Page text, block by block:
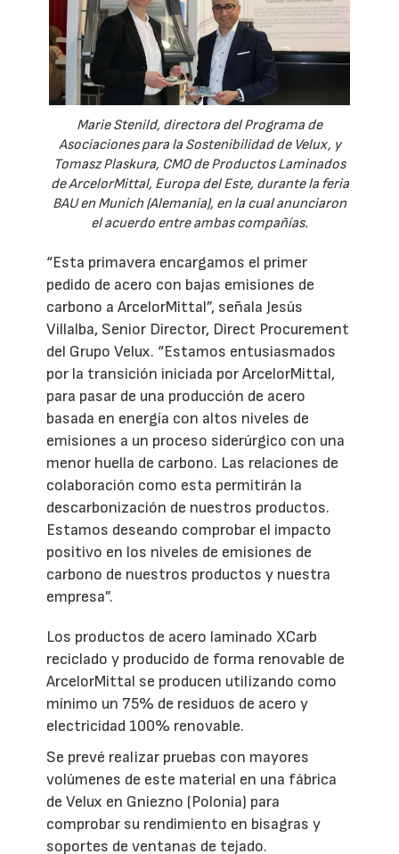
Marie Stenild, directora del Programa de
Asociaciones para la Sostenibilidad de Velux, y
Tomasz Plaskura, CMO de Productos Laminados
de ArcelorMittal, Europa del Este, durante la feria
BAU en Munich (Alemania), en la cual anunciaron
el acuerdo entre ambas compañías.
“Esta primavera encargamos el primer
pedido de acero con bajas emisiones de
carbono a ArcelorMittal”, señala Jesús
Villalba, Senior Director, Direct Procurement
del Grupo Velux. “Estamos entusiasmados
por la transición iniciada por ArcelorMittal,
para pasar de una producción de acero
basada en energía con altos niveles de
emisiones a un proceso siderúrgico con una
menor huella de carbono. Las relaciones de
colaboración como esta permitirán la
descarbonización de nuestros productos.
Estamos deseando comprobar el impacto
positivo en los niveles de emisiones de
carbono de nuestros productos y nuestra
empresa”.
Los productos de acero laminado XCarb
reciclado y producido de forma renovable de
ArcelorMittal se producen utilizando como
mínimo un 75% de residuos de acero y
electricidad 100% renovable.
Se prevé realizar pruebas con mayores
volúmenes de este material en una fábrica
de Velux en Gniezno (Polonia) para
comprobar su rendimiento en bisagras y
soportes de ventanas de tejado.